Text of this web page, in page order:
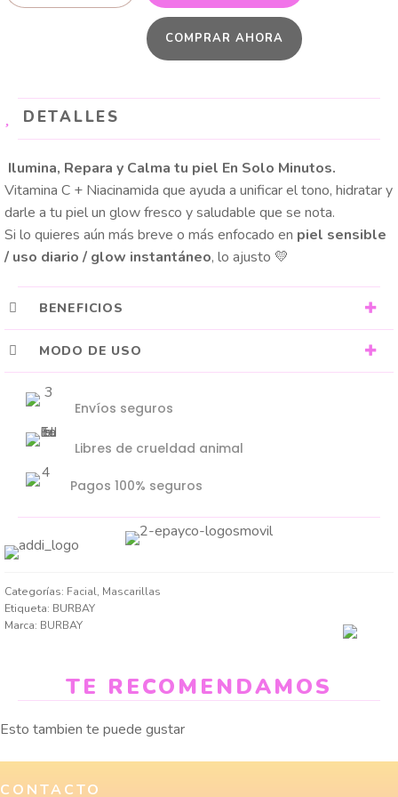
COMPRAR AHORA
DETALLES
Ilumina, Repara y Calma tu piel En Solo Minutos.
Vitamina C + Niacinamida que ayuda a unificar el tono, hidratar y
darle a tu piel un glow fresco y saludable que se nota.
Si lo quieres aún más breve o más enfocado en piel sensible
/ uso diario / glow instantáneo, lo ajusto 💛
BENEFICIOS
MODO DE USO
Envíos seguros
Libres de crueldad animal
Pagos 100% seguros
Categorías: Facial, Mascarillas
Etiqueta: BURBAY
Marca: BURBAY
TE RECOMENDAMOS
Esto tambien te puede gustar
CONTACTO